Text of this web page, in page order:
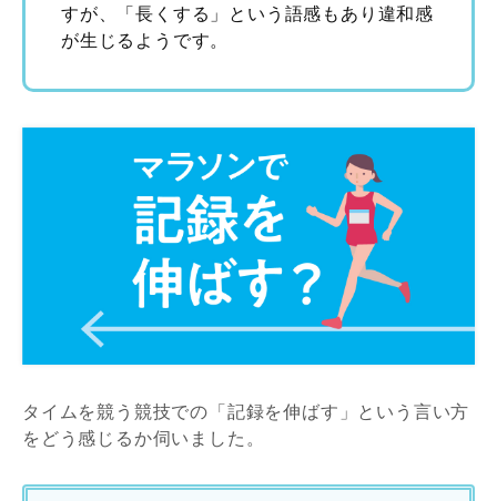
すが、「長くする」という語感もあり違和感
が生じるようです。
タイムを競う競技での「記録を伸ばす」という言い方
をどう感じるか伺いました。